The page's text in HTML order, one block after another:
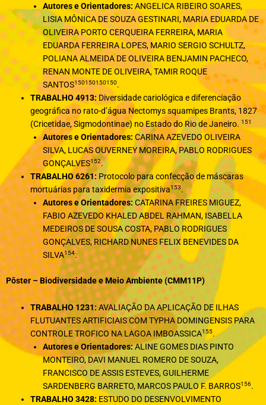
Autores e Orientadores: ANGELICA RIBEIRO SOARES,
LISIA MÔNICA DE SOUZA GESTINARI, MARIA EDUARDA DE
OLIVEIRA PORTO CERQUEIRA FERREIRA, MARIA
EDUARDA FERREIRA LOPES, MARIO SERGIO SCHULTZ,
POLIANA ALMEIDA DE OLIVEIRA BENJAMIN PACHECO,
RENAN MONTE DE OLIVEIRA, TAMIR ROQUE
SANTOS150150150150.
TRABALHO 4913:Diversidade cariológica e diferenciação
geográfica no rato-d’água Nectomys squamipes Brants, 1827
(Cricetidae, Sigmodontinae) no Estado do Rio de Janeiro.151
Autores e Orientadores: CARINA AZEVEDO OLIVEIRA
SILVA, LUCAS OUVERNEY MOREIRA, PABLO RODRIGUES
GONÇALVES152.
TRABALHO 6261: Protocolo para confecção de máscaras
mortuárias para taxidermia expositiva153.
Autores e Orientadores: CATARINA FREIRES MIGUEZ,
FABIO AZEVEDO KHALED ABDEL RAHMAN, ISABELLA
MEDEIROS DE SOUSA COSTA, PABLO RODRIGUES
GONÇALVES, RICHARD NUNES FELIX BENEVIDES DA
SILVA154.
Pôster – Biodiversidade e Meio Ambiente (CMM11P)
TRABALHO 1231:AVALIAÇÃO DA APLICAÇÃO DE ILHAS
FLUTUANTES ARTIFICIAIS COM TYPHA DOMINGENSIS PARA
CONTROLE TROFICO NA LAGOA IMBOASSICA155.
Autores e Orientadores:ALINE GOMES DIAS PINTO
MONTEIRO, DAVI MANUEL ROMERO DE SOUZA,
FRANCISCO DE ASSIS ESTEVES, GUILHERME
SARDENBERG BARRETO, MARCOS PAULO F. BARROS156.
TRABALHO 3428: ESTUDO DO DESENVOLVIMENTO